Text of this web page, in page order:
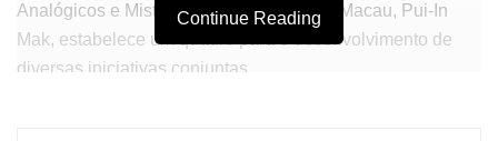
Analógicos e Mistos da Universidade de Macau, Pui-In
Mak, estabelece um quadro para o desenvolvimento de
diversas iniciativas conjuntas.
Continue Reading